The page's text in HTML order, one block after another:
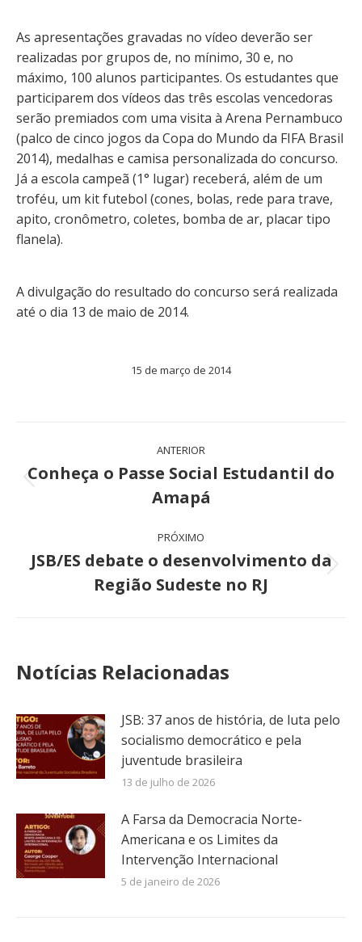
As apresentações gravadas no vídeo deverão ser
realizadas por grupos de, no mínimo, 30 e, no
máximo, 100 alunos participantes. Os estudantes que
participarem dos vídeos das três escolas vencedoras
serão premiados com uma visita à Arena Pernambuco
(palco de cinco jogos da Copa do Mundo da FIFA Brasil
2014), medalhas e camisa personalizada do concurso.
Já a escola campeã (1° lugar) receberá, além de um
troféu, um kit futebol (cones, bolas, rede para trave,
apito, cronômetro, coletes, bomba de ar, placar tipo
flanela).
A divulgação do resultado do concurso será realizada
até o dia 13 de maio de 2014.
15 de março de 2014
Navegação
de
ANTERIOR
Post
anterior:
Conheça o Passe Social Estudantil do
Amapá
PRÓXIMO
Próximo
post:
JSB/ES debate o desenvolvimento da
Região Sudeste no RJ
Notícias Relacionadas
JSB: 37 anos de história, de luta pelo
socialismo democrático e pela
juventude brasileira
13 de julho de 2026
A Farsa da Democracia Norte-
Americana e os Limites da
Intervenção Internacional
5 de janeiro de 2026